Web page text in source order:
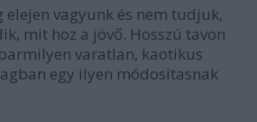
elejen vagyunk és nem tudjuk,
mit hoz a jövő. Hosszú tavon
varatlan, kaotikus
egy ilyen módosítasnak